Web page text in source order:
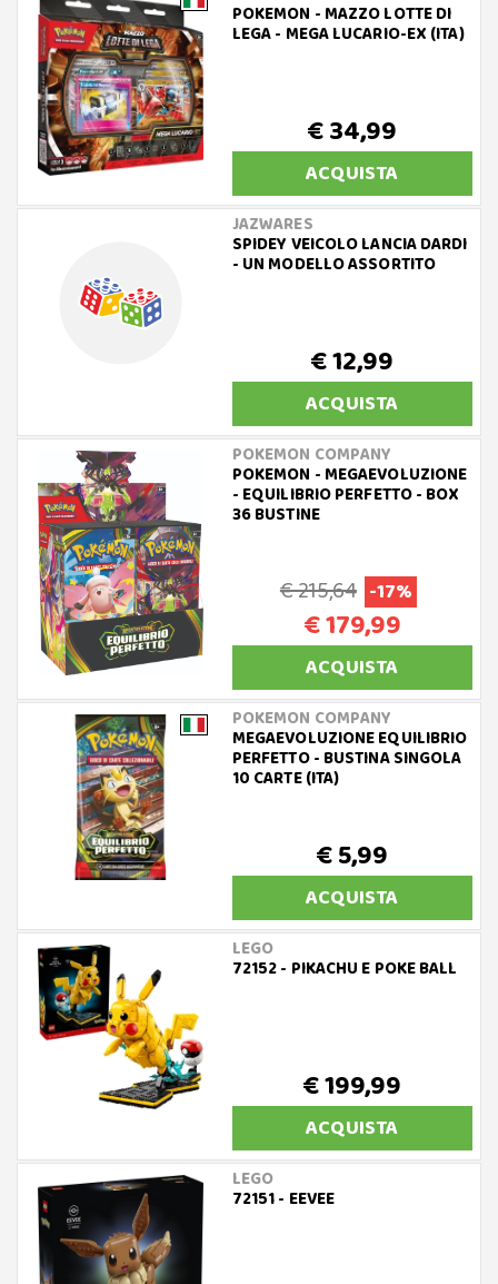
POKEMON - MAZZO LOTTE DI
LEGA - MEGA LUCARIO-EX (ITA)
€ 34,99
ACQUISTA
JAZWARES
SPIDEY VEICOLO LANCIA DARDI
- UN MODELLO ASSORTITO
€ 12,99
ACQUISTA
POKEMON COMPANY
POKEMON - MEGAEVOLUZIONE
- EQUILIBRIO PERFETTO - BOX
36 BUSTINE
€ 215,64 -17%
€ 179,99
ACQUISTA
POKEMON COMPANY
MEGAEVOLUZIONE EQUILIBRIO
PERFETTO - BUSTINA SINGOLA
10 CARTE (ITA)
€ 5,99
ACQUISTA
LEGO
72152 - PIKACHU E POKE BALL
€ 199,99
ACQUISTA
LEGO
72151 - EEVEE